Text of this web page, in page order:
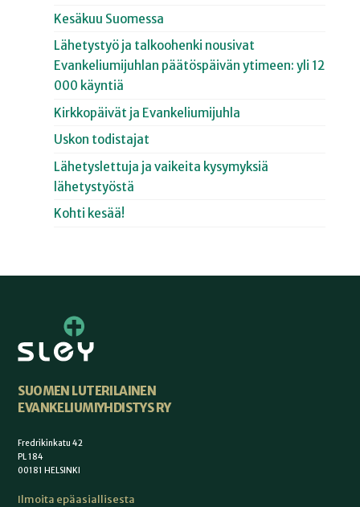
Kesäkuu Suomessa
Lähetystyö ja talkoohenki nousivat
Evankeliumijuhlan päätöspäivän ytimeen: yli 12
000 käyntiä
Kirkkopäivät ja Evankeliumijuhla
Uskon todistajat
Lähetyslettuja ja vaikeita kysymyksiä
lähetystyöstä
Kohti kesää!
SUOMEN LUTERILAINEN
EVANKELIUMIYHDISTYS RY
Fredrikinkatu 42
PL 184
00181 HELSINKI
Ilmoita epäasiallisesta